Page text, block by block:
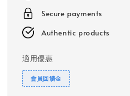
Secure payments
Authentic products
適用優惠
會員回饋金